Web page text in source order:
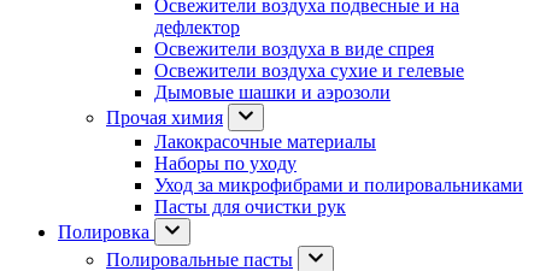
Освежители воздуха подвесные и на
дефлектор
Освежители воздуха в виде спрея
Освежители воздуха сухие и гелевые
Дымовые шашки и аэрозоли
Прочая химия
Лакокрасочные материалы
Наборы по уходу
Уход за микрофибрами и полировальниками
Пасты для очистки рук
Полировка
Полировальные пасты